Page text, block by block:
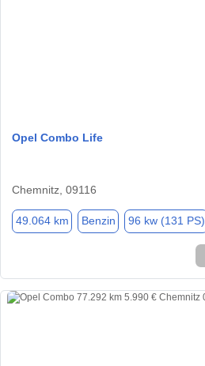
Opel Combo Life
Chemnitz, 09116
49.064 km Benzin 96 kw (131 PS)